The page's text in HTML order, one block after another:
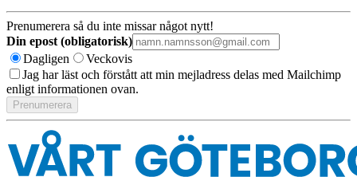
Prenumerera så du inte missar något nytt!
Din epost (obligatorisk)
Dagligen
Veckovis
Jag har läst och förstått att min mejladress delas med Mailchimp
enligt informationen ovan.